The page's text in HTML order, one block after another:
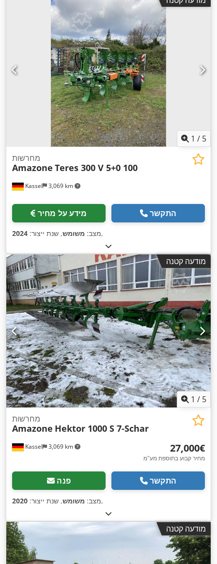
1 / 5
Kassel 3,069 km
מחרשות
Amazone Teres 300 V 5+0 100
מידע על מחיר התקשר
מצב: משומש, שנת ייצור: 2024 ,
מודעה קטנה
1 / 5
Kassel 3,069 km
מחרשות
Amazone Hektor 1000 S 7-Schar
‏27,000 ‏€
מחיר קבוע בתוספת מע"מ
פנה התקשר
מצב: משומש, שנת ייצור: 2020 ,
מודעה קטנה